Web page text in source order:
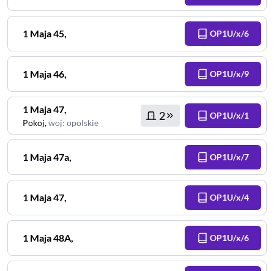
1 Maja45, OP1U/x/6
1 Maja46, OP1U/x/9
1 Maja47,
Pokoj,woj: opolskie
2 OP1U/x/1
1 Maja47a, OP1U/x/7
1 Maja47, OP1U/x/4
1 Maja48A, OP1U/x/6